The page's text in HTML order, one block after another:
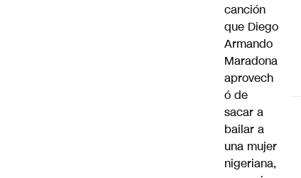
canción
que Diego
Armando
Maradona
aprovech
ó de
sacar a
bailar a
una mujer
nigeriana,